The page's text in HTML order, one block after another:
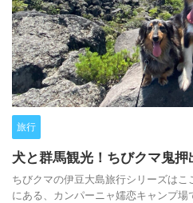
旅行
犬と群馬観光！ちびクマ鬼押
ちびクマの伊豆大島旅行シリーズは
にある、カンパーニャ嬬恋キャンプ場